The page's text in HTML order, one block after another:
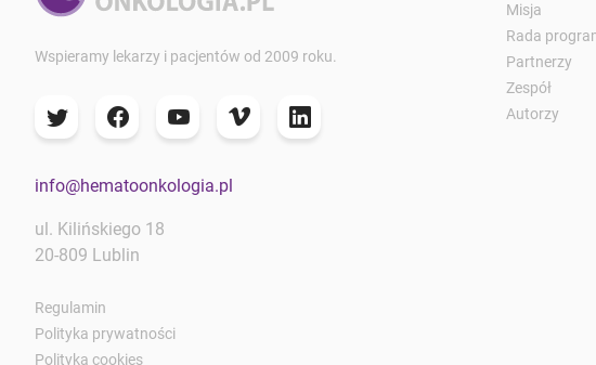
Wspieramy lekarzy i pacjentów od 2009 roku.
info@hematoonkologia.pl
ul. Kilińskiego 18
20-809 Lublin
Regulamin
Polityka prywatności
Polityka cookies
Misja
Rada
Partnerzy
Zespół
Autorzy